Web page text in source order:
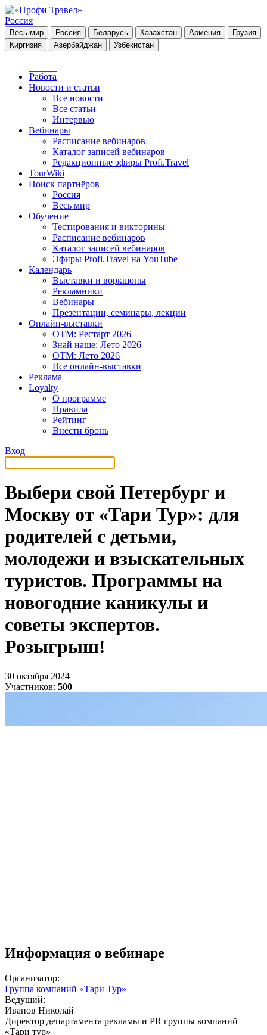
Россия
Весь мир Россия Беларусь Казахстан Армения
Грузия
Киргизия
Азербайджан Узбекистан
Работа
Новости и статьи
Все новости
Все статьи
Интервью
Вебинары
Расписание вебинаров
Каталог записей вебинаров
Редакционные эфиры Profi.Travel
TourWiki
Поиск партнёров
Россия
Весь мир
Обучение
Тестирования и викторины
Расписание вебинаров
Каталог записей вебинаров
Эфиры Profi.Travel на YouTube
Календарь
Выставки и воркшопы
Рекламники
Вебинары
Презентации, семинары, лекции
Онлайн-выставки
OTM: Рестарт 2026
Знай наше: Лето 2026
OTM: Лето 2026
Все онлайн-выставки
Реклама
Loyalty
О программе
Правила
Рейтинг
Внести бронь
Вход
Выбери свой Петербург и
Москву от «Тари Тур»: для
родителей с детьми,
молодежи и взыскательных
туристов. Программы на
новогодние каникулы и
советы экспертов.
Розыгрыш!
30 октября 2024
Участников: 500
Информация о вебинаре
Организатор:
Группа компаний «Тари Тур»
Ведущий:
Иванов Николай
Директор департамента рекламы и PR группы компаний
«Тари тур»